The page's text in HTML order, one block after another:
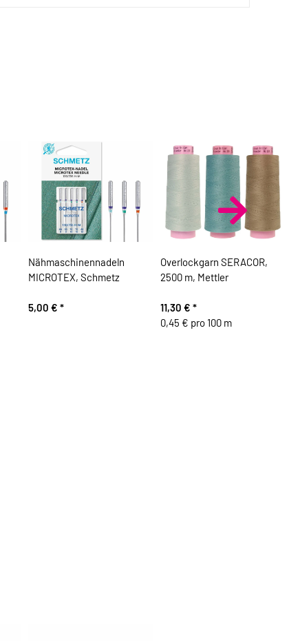
Nähmaschinennadeln
MICROTEX, Schmetz
5,00 € *
Overlockgarn SERACOR,
2500 m, Mettler
11,30 € *
0,45 € pro 100 m